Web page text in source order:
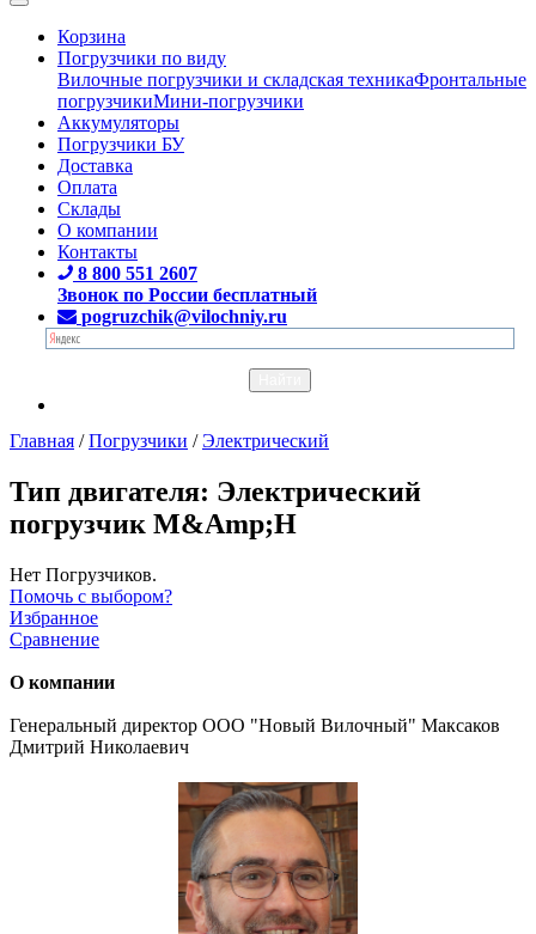
Корзина
Погрузчики по виду
Вилочные погрузчики и складская техникаФронтальные
погрузчикиМини-погрузчики
Аккумуляторы
Погрузчики БУ
Доставка
Оплата
Склады
О компании
Контакты
8 800 551 2607
Звонок по России бесплатный
pogruzchik@vilochniy.ru
Главная /Погрузчики /Электрический
Тип двигателя: Электрический
погрузчик M&Amp;H
Нет Погрузчиков.
Помочь с выбором?
Избранное
Сравнение
О компании
Генеральный директор ООО "Новый Вилочный" Максаков
Дмитрий Николаевич